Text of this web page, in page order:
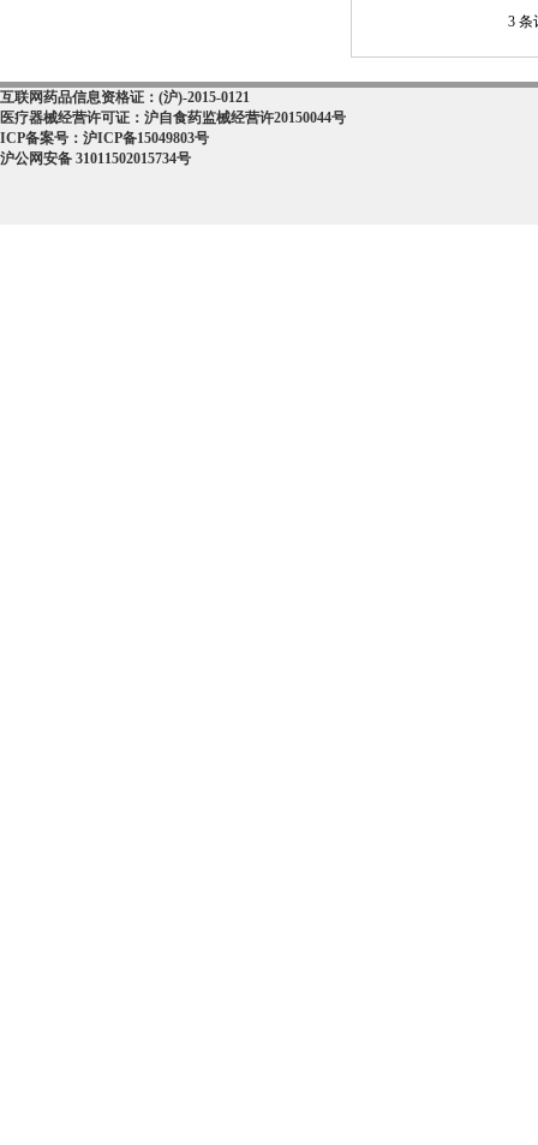
3 条
互联网药品信息资格证：(沪)-2015-0121
医疗器械经营许可证：沪自食药监械经营许20150044号
ICP备案号：沪ICP备15049803号
沪公网安备 31011502015734号